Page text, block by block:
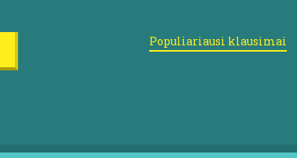
Populiariausi klausimai